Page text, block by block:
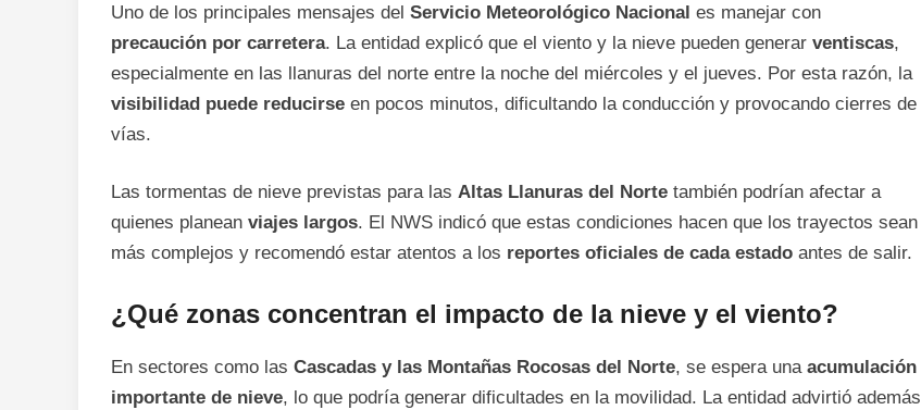
Uno de los principales mensajes del Servicio Meteorológico Nacional es manejar con
precaución por carretera. La entidad explicó que el viento y la nieve pueden generar ventiscas,
especialmente en las llanuras del norte entre la noche del miércoles y el jueves. Por esta razón, la
visibilidad puede reducirse en pocos minutos, dificultando la conducción y provocando cierres de
vías.
Las tormentas de nieve previstas para las Altas Llanuras del Norte también podrían afectar a
quienes planean viajes largos. El NWS indicó que estas condiciones hacen que los trayectos sean
más complejos y recomendó estar atentos a los reportes oficiales de cada estado antes de salir.
¿Qué zonas concentran el impacto de la nieve y el viento?
En sectores como las Cascadas y las Montañas Rocosas del Norte, se espera una acumulación
importante de nieve, lo que podría generar dificultades en la movilidad. La entidad advirtió además